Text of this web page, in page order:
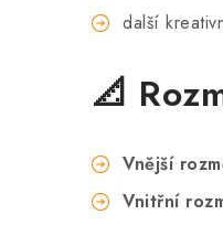
další
📐
Vnější
Vnitřní